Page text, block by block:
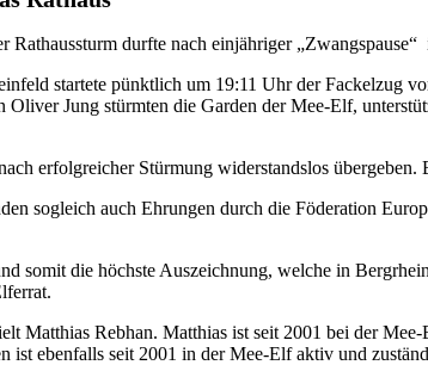
durfte nach einjähriger „Zwangspause“
startete pünktlich um 19:11 Uhr der Fackelzug
Oliver Jung stürmten die Garden der Mee-Elf,
erfolgreicher Stürmung widerstandslos
sogleich auch Ehrungen durch die Föderation
somit die höchste Auszeichnung, welche in
Matthias Rebhan. Matthias ist seit 2001 bei der
ist ebenfalls seit 2001 in der Mee-Elf aktiv und